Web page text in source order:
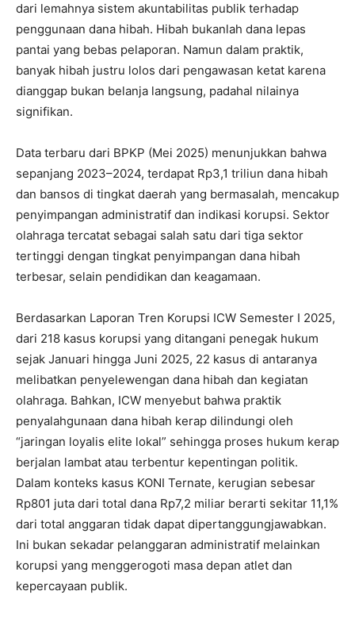
dari lemahnya sistem akuntabilitas publik terhadap
penggunaan dana hibah. Hibah bukanlah dana lepas
pantai yang bebas pelaporan. Namun dalam praktik,
banyak hibah justru lolos dari pengawasan ketat karena
dianggap bukan belanja langsung, padahal nilainya
signifikan.
Data terbaru dari BPKP (Mei 2025) menunjukkan bahwa
sepanjang 2023–2024, terdapat Rp3,1 triliun dana hibah
dan bansos di tingkat daerah yang bermasalah, mencakup
penyimpangan administratif dan indikasi korupsi. Sektor
olahraga tercatat sebagai salah satu dari tiga sektor
tertinggi dengan tingkat penyimpangan dana hibah
terbesar, selain pendidikan dan keagamaan.
Berdasarkan Laporan Tren Korupsi ICW Semester I 2025,
dari 218 kasus korupsi yang ditangani penegak hukum
sejak Januari hingga Juni 2025, 22 kasus di antaranya
melibatkan penyelewengan dana hibah dan kegiatan
olahraga. Bahkan, ICW menyebut bahwa praktik
penyalahgunaan dana hibah kerap dilindungi oleh
“jaringan loyalis elite lokal” sehingga proses hukum kerap
berjalan lambat atau terbentur kepentingan politik.
Dalam konteks kasus KONI Ternate, kerugian sebesar
Rp801 juta dari total dana Rp7,2 miliar berarti sekitar 11,1%
dari total anggaran tidak dapat dipertanggungjawabkan.
Ini bukan sekadar pelanggaran administratif melainkan
korupsi yang menggerogoti masa depan atlet dan
kepercayaan publik.